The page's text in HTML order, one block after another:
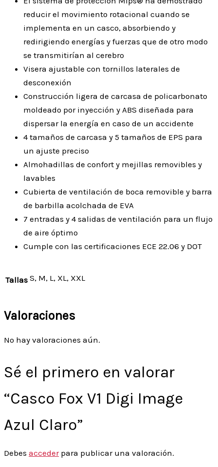
reducir el movimiento rotacional cuando se
implementa en un casco, absorbiendo y
redirigiendo energías y fuerzas que de otro modo
se transmitirían al cerebro
Visera ajustable con tornillos laterales de
desconexión
Construcción ligera de carcasa de policarbonato
moldeado por inyección y ABS diseñada para
dispersar la energía en caso de un accidente
4 tamaños de carcasa y 5 tamaños de EPS para
un ajuste preciso
Almohadillas de confort y mejillas removibles y
lavables
Cubierta de ventilación de boca removible y barra
de barbilla acolchada de EVA
7 entradas y 4 salidas de ventilación para un flujo
de aire óptimo
Cumple con las certificaciones ECE 22.06 y DOT
Tallas S, M, L, XL, XXL
Valoraciones
No hay valoraciones aún.
Sé el primero en valorar
“Casco Fox V1 Digi Image
Azul Claro”
Debes accederpara publicar una valoración.